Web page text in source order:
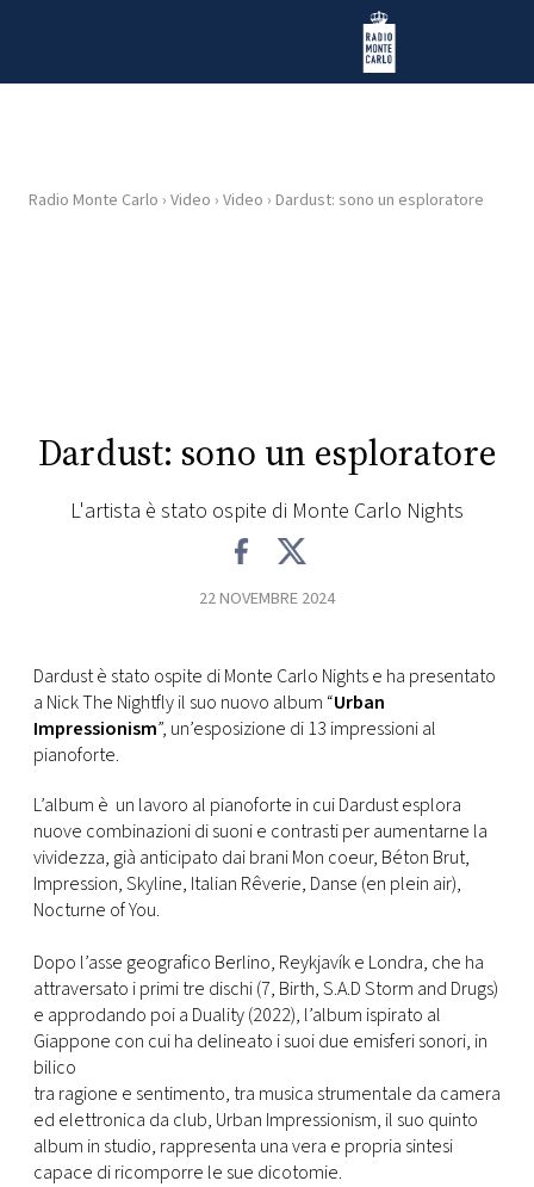
Radio Monte Carlo
HOME
PLAYLIST
NEWS
EVENTI
VIDEO
TV
DI
MONACO
RMC
CONSIGLIA
Radio Monte Carlo › Video › Video › Dardust: sono un esploratore
Dardust: sono un esploratore
L'artista è stato ospite di Monte Carlo Nights
22 NOVEMBRE 2024
Dardust è stato ospite di Monte Carlo Nights e ha presentato
a Nick The Nightfly il suo nuovo album “Urban
Impressionism”, un’esposizione di 13 impressioni al
pianoforte.
L’album è un lavoro al pianoforte in cui Dardust esplora
nuove combinazioni di suoni e contrasti per aumentarne la
vividezza, già anticipato dai brani Mon coeur, Béton Brut,
Impression, Skyline, Italian Rêverie, Danse (en plein air),
Nocturne of You.
Dopo l’asse geografico Berlino, Reykjavík e Londra, che ha
attraversato i primi tre dischi (7, Birth, S.A.D Storm and Drugs)
e approdando poi a Duality (2022), l’album ispirato al
Giappone con cui ha delineato i suoi due emisferi sonori, in
bilico
tra ragione e sentimento, tra musica strumentale da camera
ed elettronica da club, Urban Impressionism, il suo quinto
album in studio, rappresenta una vera e propria sintesi
capace di ricomporre le sue dicotomie.